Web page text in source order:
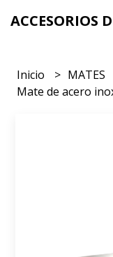
ACCESORIOS
Inicio MATES
Mate de acero